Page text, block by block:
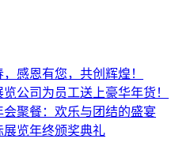
感恩有您，共创辉煌！
公司为员工送上豪华年货！
会聚餐：欢乐与团结的盛宴
展览年终颁奖典礼